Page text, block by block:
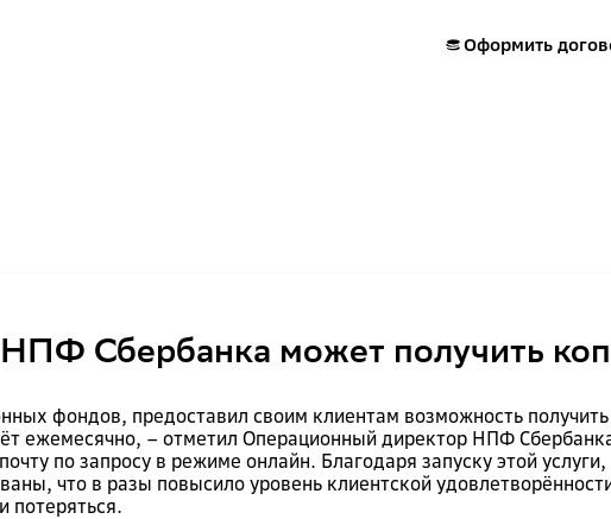
Оформить
Сбербанка может получить
фондов, предоставил своим клиентам возможность
ежемесячно, – отметил Операционный директор НПФ
по запросу в режиме онлайн. Благодаря запуску этой
что в разы повысило уровень клиентской
потеряться.